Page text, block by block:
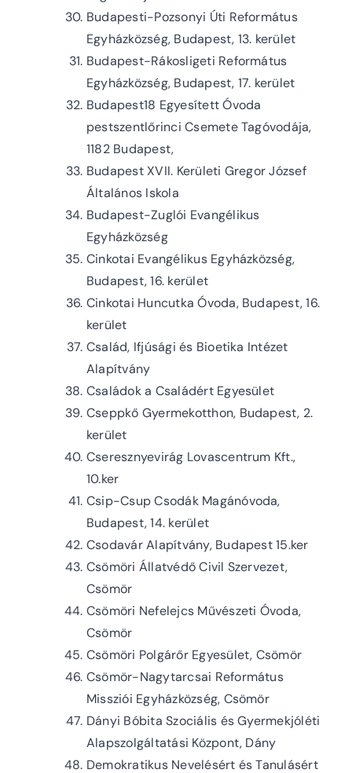
Budapesti-Pozsonyi Úti Református
Egyházközség, Budapest, 13. kerület
Budapest-Rákosligeti Református
Egyházközség, Budapest, 17. kerület
Budapest18 Egyesített Óvoda
pestszentlőrinci Csemete Tagóvodája,
1182 Budapest,
Budapest XVII. Kerületi Gregor József
Általános Iskola
Budapest-Zuglói Evangélikus
Egyházközség
Cinkotai Evangélikus Egyházközség,
Budapest, 16. kerület
Cinkotai Huncutka Óvoda, Budapest, 16.
kerület
Család, Ifjúsági és Bioetika Intézet
Alapítvány
Családok a Családért Egyesület
Cseppkő Gyermekotthon, Budapest, 2.
kerület
Cseresznyevirág Lovascentrum Kft.,
10.ker
Csip-Csup Csodák Magánóvoda,
Budapest, 14. kerület
Csodavár Alapítvány, Budapest 15.ker
Csömöri Állatvédő Civil Szervezet,
Csömör
Csömöri Nefelejcs Művészeti Óvoda,
Csömör
Csömöri Polgárőr Egyesület, Csömör
Csömör-Nagytarcsai Református
Missziói Egyházközség, Csömör
Dányi Bóbita Szociális és Gyermekjóléti
Alapszolgáltatási Központ, Dány
Demokratikus Nevelésért és Tanulásért